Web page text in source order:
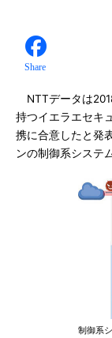
Share
NTTデータは
持つイエラエセキ
携に合意したと発
ンの制御系システ
制御系